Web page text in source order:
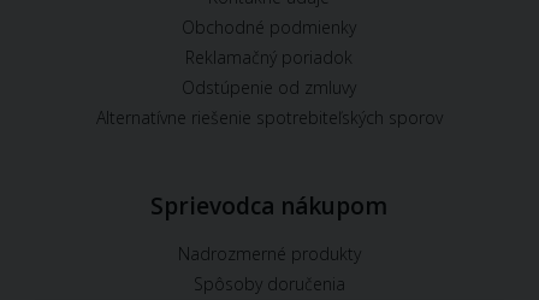
Obchodné podmienky
Reklamačný poriadok
Odstúpenie od zmluvy
Alternatívne riešenie spotrebiteľských sporov
Sprievodca nákupom
Nadrozmerné produkty
Spôsoby doručenia